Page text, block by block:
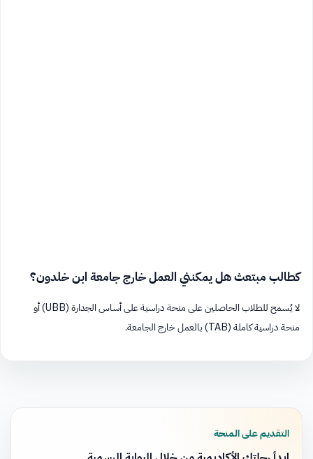
كطالب مبتعث هل يمكنني العمل خارج جامعة ابن خلدون؟
لا يُسمح للطلاب الحاصلين على منحة دراسية على أساس الجدارة (UBB) أو
منحة دراسية كاملة (TAB) بالعمل خارج الجامعة.
التقديم على المنحة